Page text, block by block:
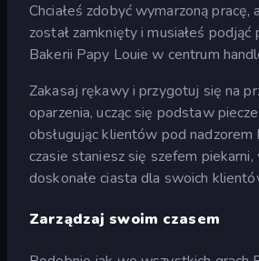
Chciałeś zdobyć wymarzoną
został zamknięty i musiałeś
Bakerii Papy Louie w centrum
Zakasaj rękawy i przygotuj się na
oparzenia, ucząc się podstaw
obsługując klientów pod nadzorem
czasie staniesz się szefem piekarni,
doskonałe ciasta dla swoich
Zarządzaj swoim czasem